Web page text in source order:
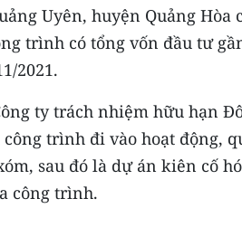
Uyên, huyện Quảng
trình có tổng vốn đầu tư
2021.
ty trách nhiệm hữu hạn
trình đi vào hoạt động,
sau đó là dự án kiên cố
công trình.